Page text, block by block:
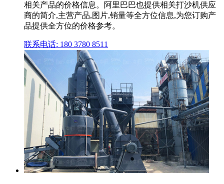
相关产品的价格信息。阿里巴巴也提供相关打沙机供应
商的简介,主营产品,图片,销量等全方位信息,为您订购产
品提供全方位的价格参考。
联系电话: 180 3780 8511